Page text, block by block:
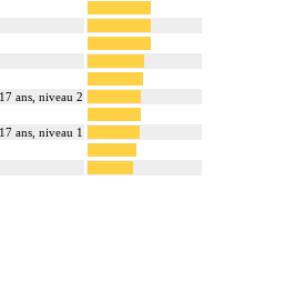
ans, niveau 2
ans, niveau 1